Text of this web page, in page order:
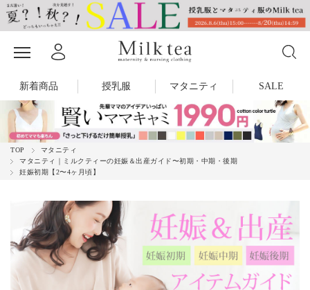
新着商品 授乳服 マタニティ SALE
TOP
マタニティ
マタニティ｜ミルクティーの妊娠＆出産ガイド〜初期・中期・後期
妊娠初期【2〜4ヶ月頃】